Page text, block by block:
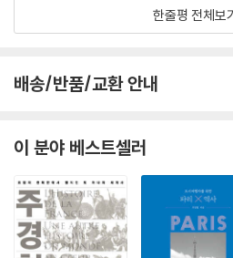
에 관한 증언을 담는다. 이들 각각의 퍼즐
처럼 단단하게 고정되어 있으며, 서로를
제2장 ‘정주 체계: 마을, 읍, 도시’에서는
사이에 원활한 교류를 통해 지역 공동체
마지막 단계에서는 이러한 모든 것들의 거
다. 통합된 프랑스, 전체로서의 그림은 어
고, 시간 속에서 지속된다. 프랑스라는 공
으며 만들어진다. 이렇게 프랑스는 프랑스
계의 한 지점에서 만들어졌다. 바로 이러
엇이 오늘의 프랑스를 있게 했을까? 지리
한줄평 전체보
배송/반품/교환 안내
이 분야 베스트셀러